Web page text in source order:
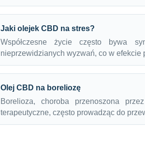
Jaki olejek CBD na stres?
Współczesne życie często bywa
nieprzewidzianych wyzwań, co w
Olej CBD na boreliozę
Borelioza, choroba przenoszona
terapeutyczne, często prowadząc do